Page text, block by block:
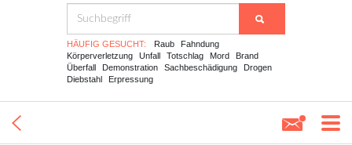
HÄUFIG GESUCHT: Raub
Fahndung
Körperverletzung
Unfall Totschlag Mord
Brand
Überfall
Demonstration Sachbeschädigung
Drogen
Diebstahl
Erpressung